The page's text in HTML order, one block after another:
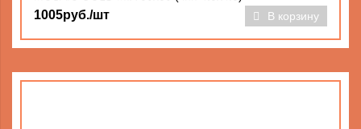
1005руб./шт В корзину